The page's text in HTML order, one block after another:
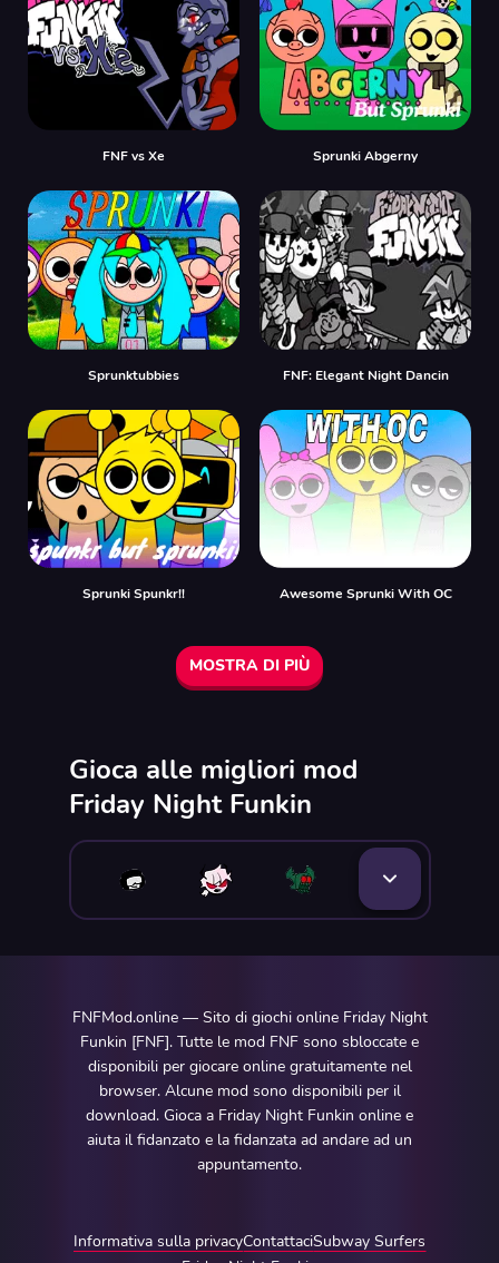
FNF vs Xе Sprunki Abgerny
Sprunktubbies FNF: Elegant Night Dancin
Sprunki Spunkr!! Awesome Sprunki With OC
MOSTRA DI PIÙ
Gioca alle migliori mod
Friday Night Funkin
FNFMod.online — Sito di giochi online Friday Night
Funkin [FNF]. Tutte le mod FNF sono sbloccate e
disponibili per giocare online gratuitamente nel
browser. Alcune mod sono disponibili per il
download. Gioca a Friday Night Funkin online e
aiuta il fidanzato e la fidanzata ad andare ad un
appuntamento.
Informativa sulla privacyContattaciSubway Surfers